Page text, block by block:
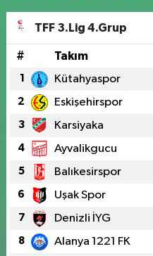
TFF 3.Lig 4.Grup
# Takım
1 Kütahyaspor
2 Eskişehirspor
3 Karsiyaka
4 Ayvalikgucu
5 Balıkesirspor
6 Uşak Spor
7 Denizli İYG
8 Alanya 1221 FK